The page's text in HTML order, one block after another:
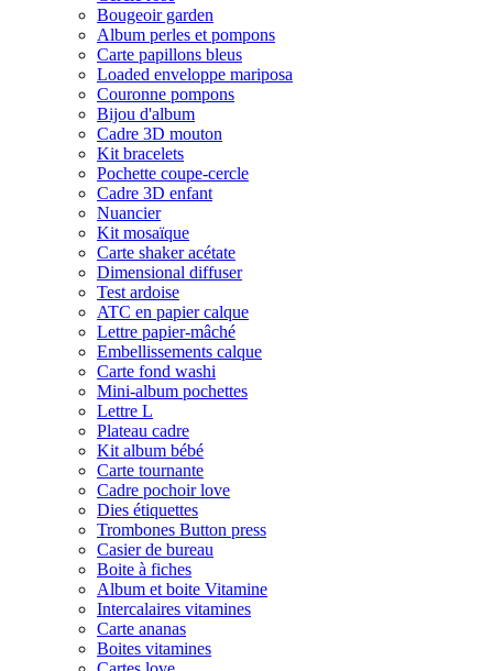
Bougeoir garden
Album perles et pompons
Carte papillons bleus
Loaded enveloppe mariposa
Couronne pompons
Bijou d'album
Cadre 3D mouton
Kit bracelets
Pochette coupe-cercle
Cadre 3D enfant
Nuancier
Kit mosaïque
Carte shaker acétate
Dimensional diffuser
Test ardoise
ATC en papier calque
Lettre papier-mâché
Embellissements calque
Carte fond washi
Mini-album pochettes
Lettre L
Plateau cadre
Kit album bébé
Carte tournante
Cadre pochoir love
Dies étiquettes
Trombones Button press
Casier de bureau
Boite à fiches
Album et boite Vitamine
Intercalaires vitamines
Carte ananas
Boites vitamines